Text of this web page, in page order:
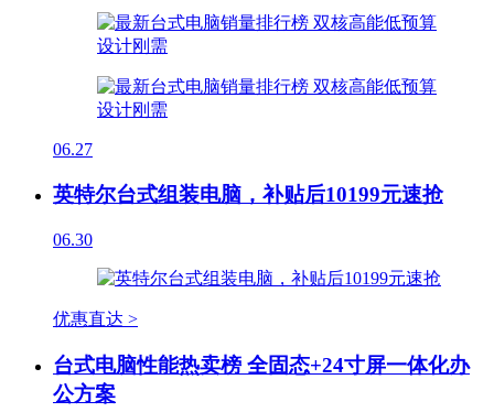
06.27
英特尔台式组装电脑，补贴后10199元速抢
06.30
优惠直达 >
台式电脑性能热卖榜 全固态+24寸屏一体化办
公方案